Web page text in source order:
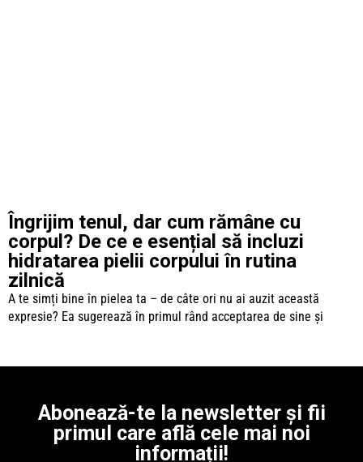
Îngrijim tenul, dar cum rămâne cu
corpul? De ce e esențial să incluzi
hidratarea pielii corpului în rutina
zilnică
A te simți bine în pielea ta – de câte ori nu ai auzit această
expresie? Ea sugerează în primul rând acceptarea de sine și
Abonează-te la newsletter și fii
primul care află cele mai noi
informații!